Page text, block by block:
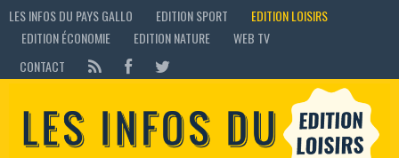
LES INFOS DU PAYS GALLO EDITION SPORT
EDITION LOISIRS
EDITION ÉCONOMIE
EDITION NATURE
WEB TV
CONTACT